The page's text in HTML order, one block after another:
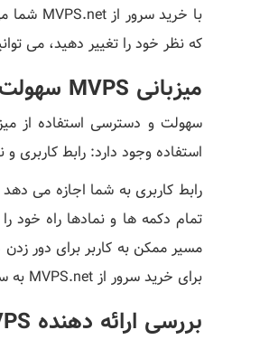
که نظر خود را تغییر دهید، می
میزبانی MVPS سهولت استفاده
استفاده وجود دارد: رابط کاربری و
رابط کاربری به شما اجازه می
تمام دکمه ها و نمادها راه خود
مسیر ممکن به کاربر برای دور
برای خرید سرور از MVPS.net به سادگی اقدام کنید.
بررسی ارائه دهنده VPS با کیفیت بالا